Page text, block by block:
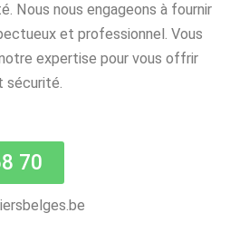
Nous nous engageons à fournir
et professionnel. Vous
expertise pour vous offrir
sécurité.
70